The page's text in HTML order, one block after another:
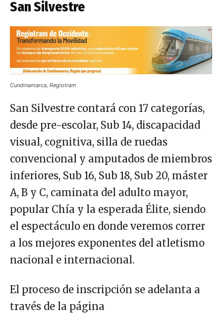
San Silvestre
Cundinamarca, Regiotram
San Silvestre contará con 17 categorías,
desde pre-escolar, Sub 14, discapacidad
visual, cognitiva, silla de ruedas
convencional y amputados de miembros
inferiores, Sub 16, Sub 18, Sub 20, máster
A, B y C, caminata del adulto mayor,
popular Chía y la esperada Élite, siendo
el espectáculo en donde veremos correr
a los mejores exponentes del atletismo
nacional e internacional.
El proceso de inscripción se adelanta a
través de la página